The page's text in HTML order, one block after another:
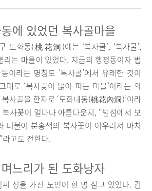
에 있었던 복사골마을
도화동(桃花洞)에는 ‘복사골’, ‘복사굴’,
리는 마을이 있었다. 지금의 행정동이자 법
이라는 명칭도 ‘복사골’에서 유래한 것이
대로 ‘복사꽃이 많이 피는 마을’이라는 의
사골을 한자로 ‘도화내동(桃花內洞)’이라
사꽃이 얼마나 아름다운지, “밤섬에서 보
더불어 분홍색의 복사꽃이 어우러져 마치
라고도 전한다.
느리가 된 도화낭자
성을 가진 노인이 한 명 살고 있었다. 김